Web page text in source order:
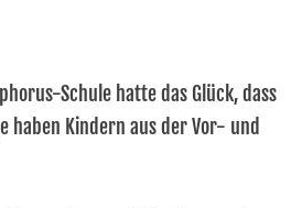
Schule hatte das Glück, dass
haben Kindern aus der Vor- und